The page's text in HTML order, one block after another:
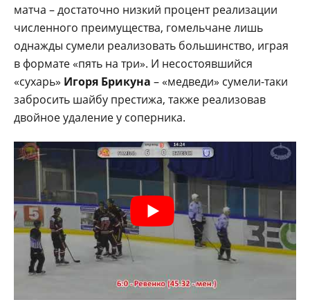
матча – достаточно низкий процент реализации
численного преимущества, гомельчане лишь
однажды сумели реализовать большинство, играя
в формате «пять на три». И несостоявшийся
«сухарь» Игоря Брикуна – «медведи» сумели-таки
забросить шайбу престижа, также реализовав
двойное удаление у соперника.